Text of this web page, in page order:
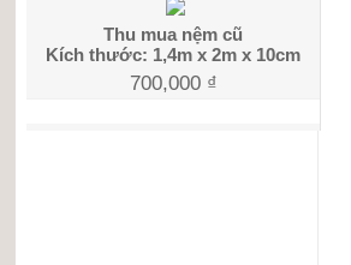
Thu mua nệm cũ
Kích thước: 1,4m x 2m x 10cm
700,000 ₫